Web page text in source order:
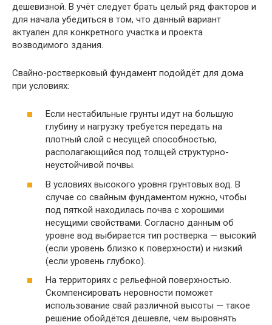
дешевизной. В учёт следует брать целый ряд факторов и
для начала убедиться в том, что данный вариант
актуален для конкретного участка и проекта
возводимого здания.
Свайно-ростверковый фундамент подойдёт для дома
при условиях:
Если нестабильные грунты идут на большую
глубину и нагрузку требуется передать на
плотный слой с несущей способностью,
располагающийся под толщей структурно-
неустойчивой почвы.
В условиях высокого уровня грунтовых вод. В
случае со свайным фундаментом нужно, чтобы
под пяткой находилась почва с хорошими
несущими свойствами. Согласно данным об
уровне вод выбирается тип ростверка — высокий
(если уровень близко к поверхности) и низкий
(если уровень глубоко).
На территориях с рельефной поверхностью.
Скомпенсировать неровности поможет
использование свай различной высоты — такое
решение обойдётся дешевле, чем выровнять